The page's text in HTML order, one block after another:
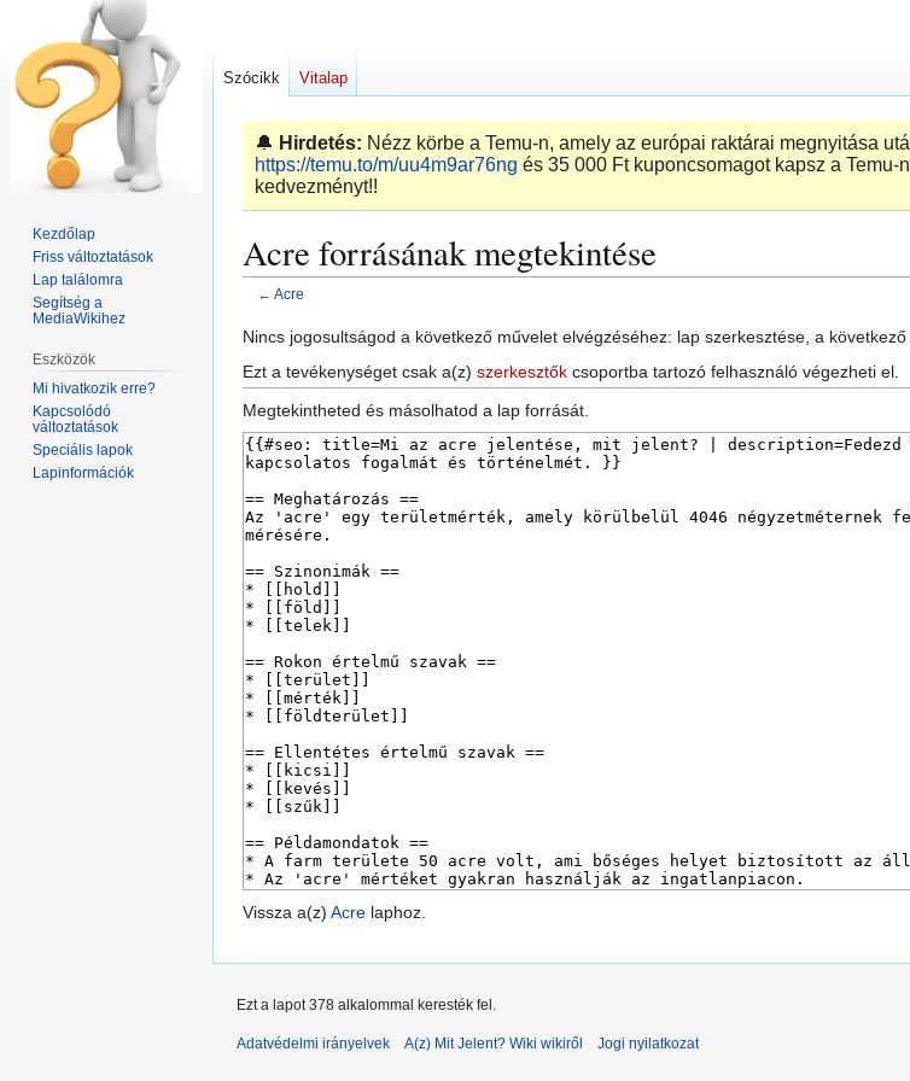
🔔 Hirdetés: Nézz körbe a Temu-n, amely az európai raktárai megnyitása
https://temu.to/m/uu4m9ar76ng és ‎35 000 Ft kuponcsomagot kapsz a Temu-
kedvezményt!!
Acre forrásának megtekintése
← Acre
Ugrás
a
navigációhoz
Ugrás
a
kereséshez
Nincs jogosultságod a következő művelet elvégzéséhez: lap szerkesztése, a
Ezt a tevékenységet csak a(z) szerkesztők csoportba tartozó felhasználó végezheti el.
Megtekintheted és másolhatod a lap forrását.
Vissza a(z) Acre laphoz.
Szócikk Vitalap
Kezdőlap
Friss változtatások
Lap találomra
Segítség a
MediaWikihez
Eszközök
Mi hivatkozik erre?
Kapcsolódó
változtatások
Speciális lapok
Lapinformációk
Ezt a lapot 378 alkalommal keresték fel.
Adatvédelmi irányelvek A(z) Mit Jelent? Wiki wikiről Jogi nyilatkozat